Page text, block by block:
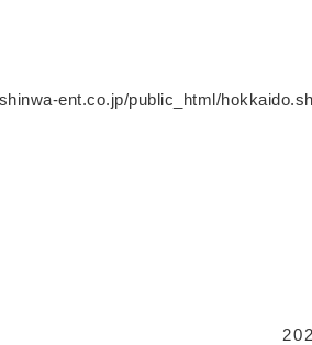
ent.co.jp/public_html/